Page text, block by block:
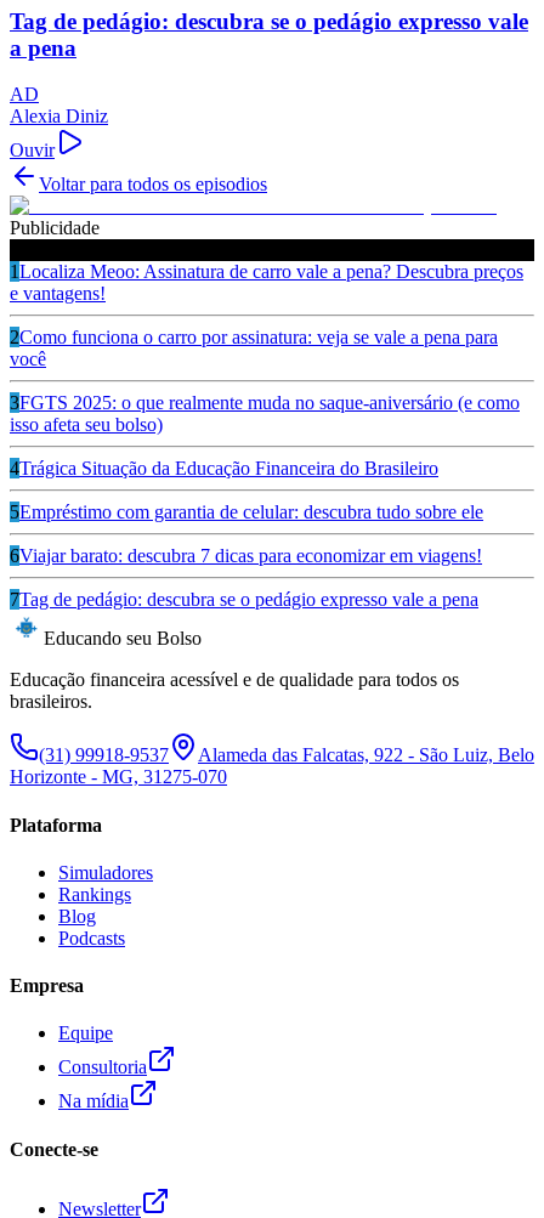
Tag de pedágio: descubra se o pedágio expresso vale
a pena
AD
Alexia Diniz
Ouvir
Voltar para todos os episodios
Publicidade
1Localiza Meoo: Assinatura de carro vale a pena? Descubra preços
e vantagens!
2Como funciona o carro por assinatura: veja se vale a pena para
você
3FGTS 2025: o que realmente muda no saque-aniversário (e como
isso afeta seu bolso)
4Trágica Situação da Educação Financeira do Brasileiro
5Empréstimo com garantia de celular: descubra tudo sobre ele
6Viajar barato: descubra 7 dicas para economizar em viagens!
7Tag de pedágio: descubra se o pedágio expresso vale a pena
Educando seu Bolso
Educação financeira acessível e de qualidade para todos os
brasileiros.
(31) 99918-9537
Alameda das Falcatas, 922 - São Luiz, Belo
Horizonte - MG, 31275-070
Plataforma
Simuladores
Rankings
Blog
Podcasts
Empresa
Equipe
Consultoria
Na mídia
Conecte-se
Newsletter